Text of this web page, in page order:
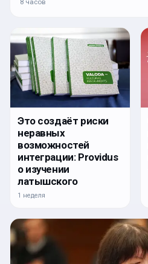
8 часов
Это создаёт риски
неравных
возможностей
интеграции: Providus
о изучении
латышского
1 неделя